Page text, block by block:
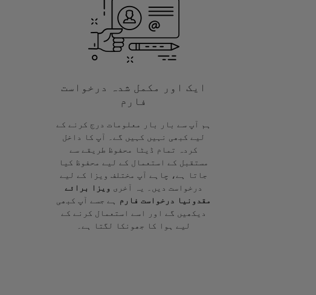
ایک اور مکمل شدہ درخواست
فارم
ہم آپ سے بار بار معلومات درج کرنے کے
لیے کبھی نہیں کہیں گے۔ آپ کا داخل
کردہ تمام ڈیٹا محفوظ طریقے سے
مستقبل کے استعمال کے لیے محفوظ کیا
جاتا ہے، چاہے آپ مختلف ویزا کے لیے
درخواست دیں۔ یہ آخری ویزا برائے
مقدونیا درخواست فارم
ہے جسے آپ کبھی
دیکھیں گے اور اسے استعمال کرنے کے
لیے ہوا کا جھونکا لگتا ہے۔